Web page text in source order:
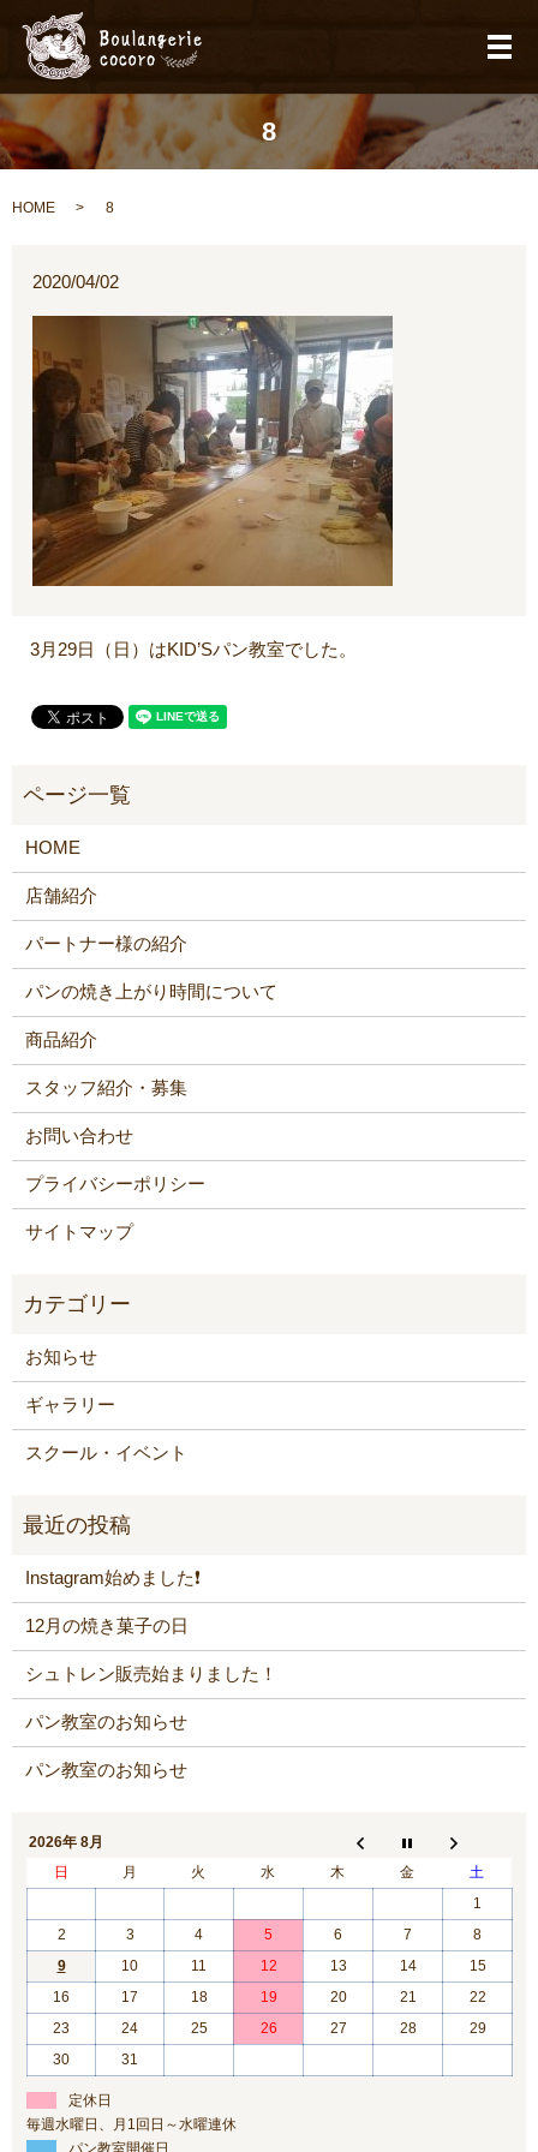
メ
8
HOME 8
2020/04/02
3月29日（日）はKID’Sパン教室でした。
HOME
店舗紹介
パートナー様の紹介
パンの焼き上がり時間について
商品紹介
スタッフ紹介・募集
お問い合わせ
プライバシーポリシー
サイトマップ
お知らせ
ギャラリー
スクール・イベント
Instagram始めました❗️
12月の焼き菓子の日
シュトレン販売始まりました！
パン教室のお知らせ
パン教室のお知らせ
2026年 8月
日
月 火 水 木 金
土
1
2
3 4 5 6 7
8
9
10 11 12 13 14
15
16
17 18 19 20 21
22
23
24 25 26 27 28
29
30
31
定休日
毎週水曜日、月1回日～水曜連休
パン教室開催日